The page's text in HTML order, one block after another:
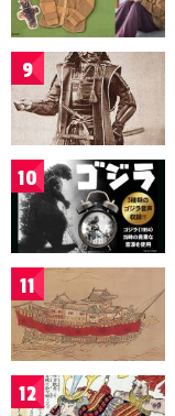
9
10
11
12